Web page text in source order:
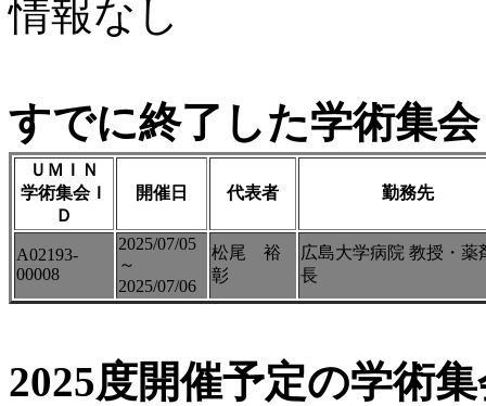
情報なし
すでに終了した学術集
ＵＭＩＮ
学術集会Ｉ
Ｄ
開催日 代表者 勤務先
A02193-
00008
2025/07/05
～
2025/07/06
松尾 裕
彰
広島大学病院 教授・薬
長
2025度開催予定の学術